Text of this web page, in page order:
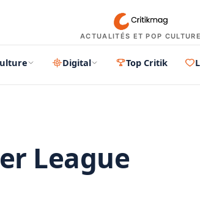
ACTUALITÉS ET POP CULTURE
Digital Top Critik
League